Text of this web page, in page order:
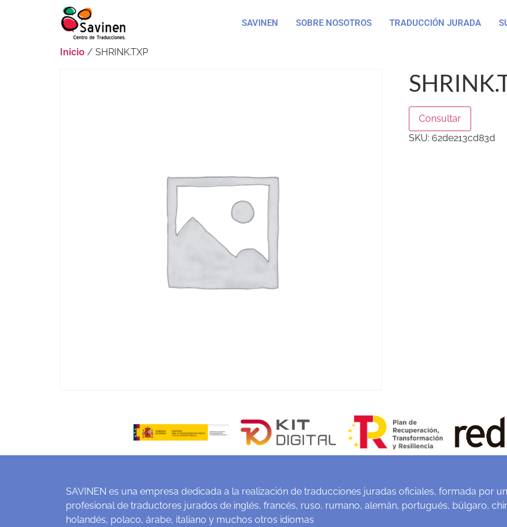
SAVINEN SOBRE NOSOTROS TRADUCCIÓN JURADA
Inicio / SHRINK.TXP
Consultar
SKU: 62de213cd83d
SAVINEN es una empresa dedicada a la realización de traducciones juradas oficiales, formada por
profesional de traductores jurados de inglés, francés, ruso, rumano, alemán, portugués, búlgaro,
holandés, polaco, árabe, italiano y muchos otros idiomas